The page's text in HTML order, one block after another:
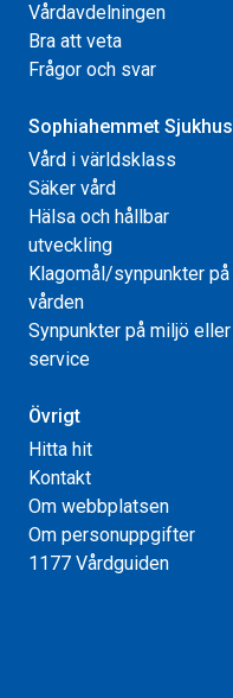
Vårdavdelningen
Bra att veta
Frågor och svar
Sophiahemmet Sjukhus
Vård i världsklass
Säker vård
Hälsa och hållbar
utveckling
Klagomål/synpunkter på
vården
Synpunkter på miljö eller
service
Övrigt
Hitta hit
Kontakt
Om webbplatsen
Om personuppgifter
1177 Vårdguiden